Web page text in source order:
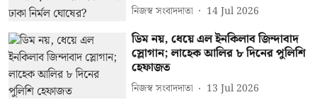
নিজস্ব সংবাদদাতা 14 Jul 2026
ডিম নয়, ধেয়ে এল ইনকিলাব জিন্দাবাদ
স্লোগান; লাহেক আলির ৮ দিনের পুলিশি
হেফাজত
নিজস্ব সংবাদদাতা 13 Jul 2026